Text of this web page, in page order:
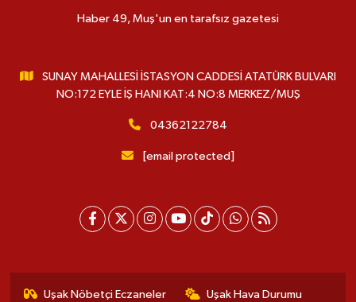
Haber 49, Muş'un en tarafsız gazetesi
SUNAY MAHALLESİ İSTASYON CADDESİ ATATÜRK BULVARI
NO:172 EYLE İŞ HANI KAT:4 NO:8 MERKEZ/MUŞ
04362122784
[email protected]
Uşak Nöbetçi Eczaneler Uşak Hava Durumu